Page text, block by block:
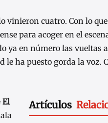
vinieron cuatro. Con lo
para acoger en el
ya en número las vueltas
le ha puesto gorda la voz.
Artículos
El